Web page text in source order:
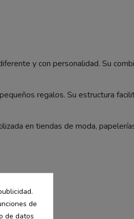
y con personalidad. Su
regalos. Su estructura
en tiendas de moda,
de
de datos